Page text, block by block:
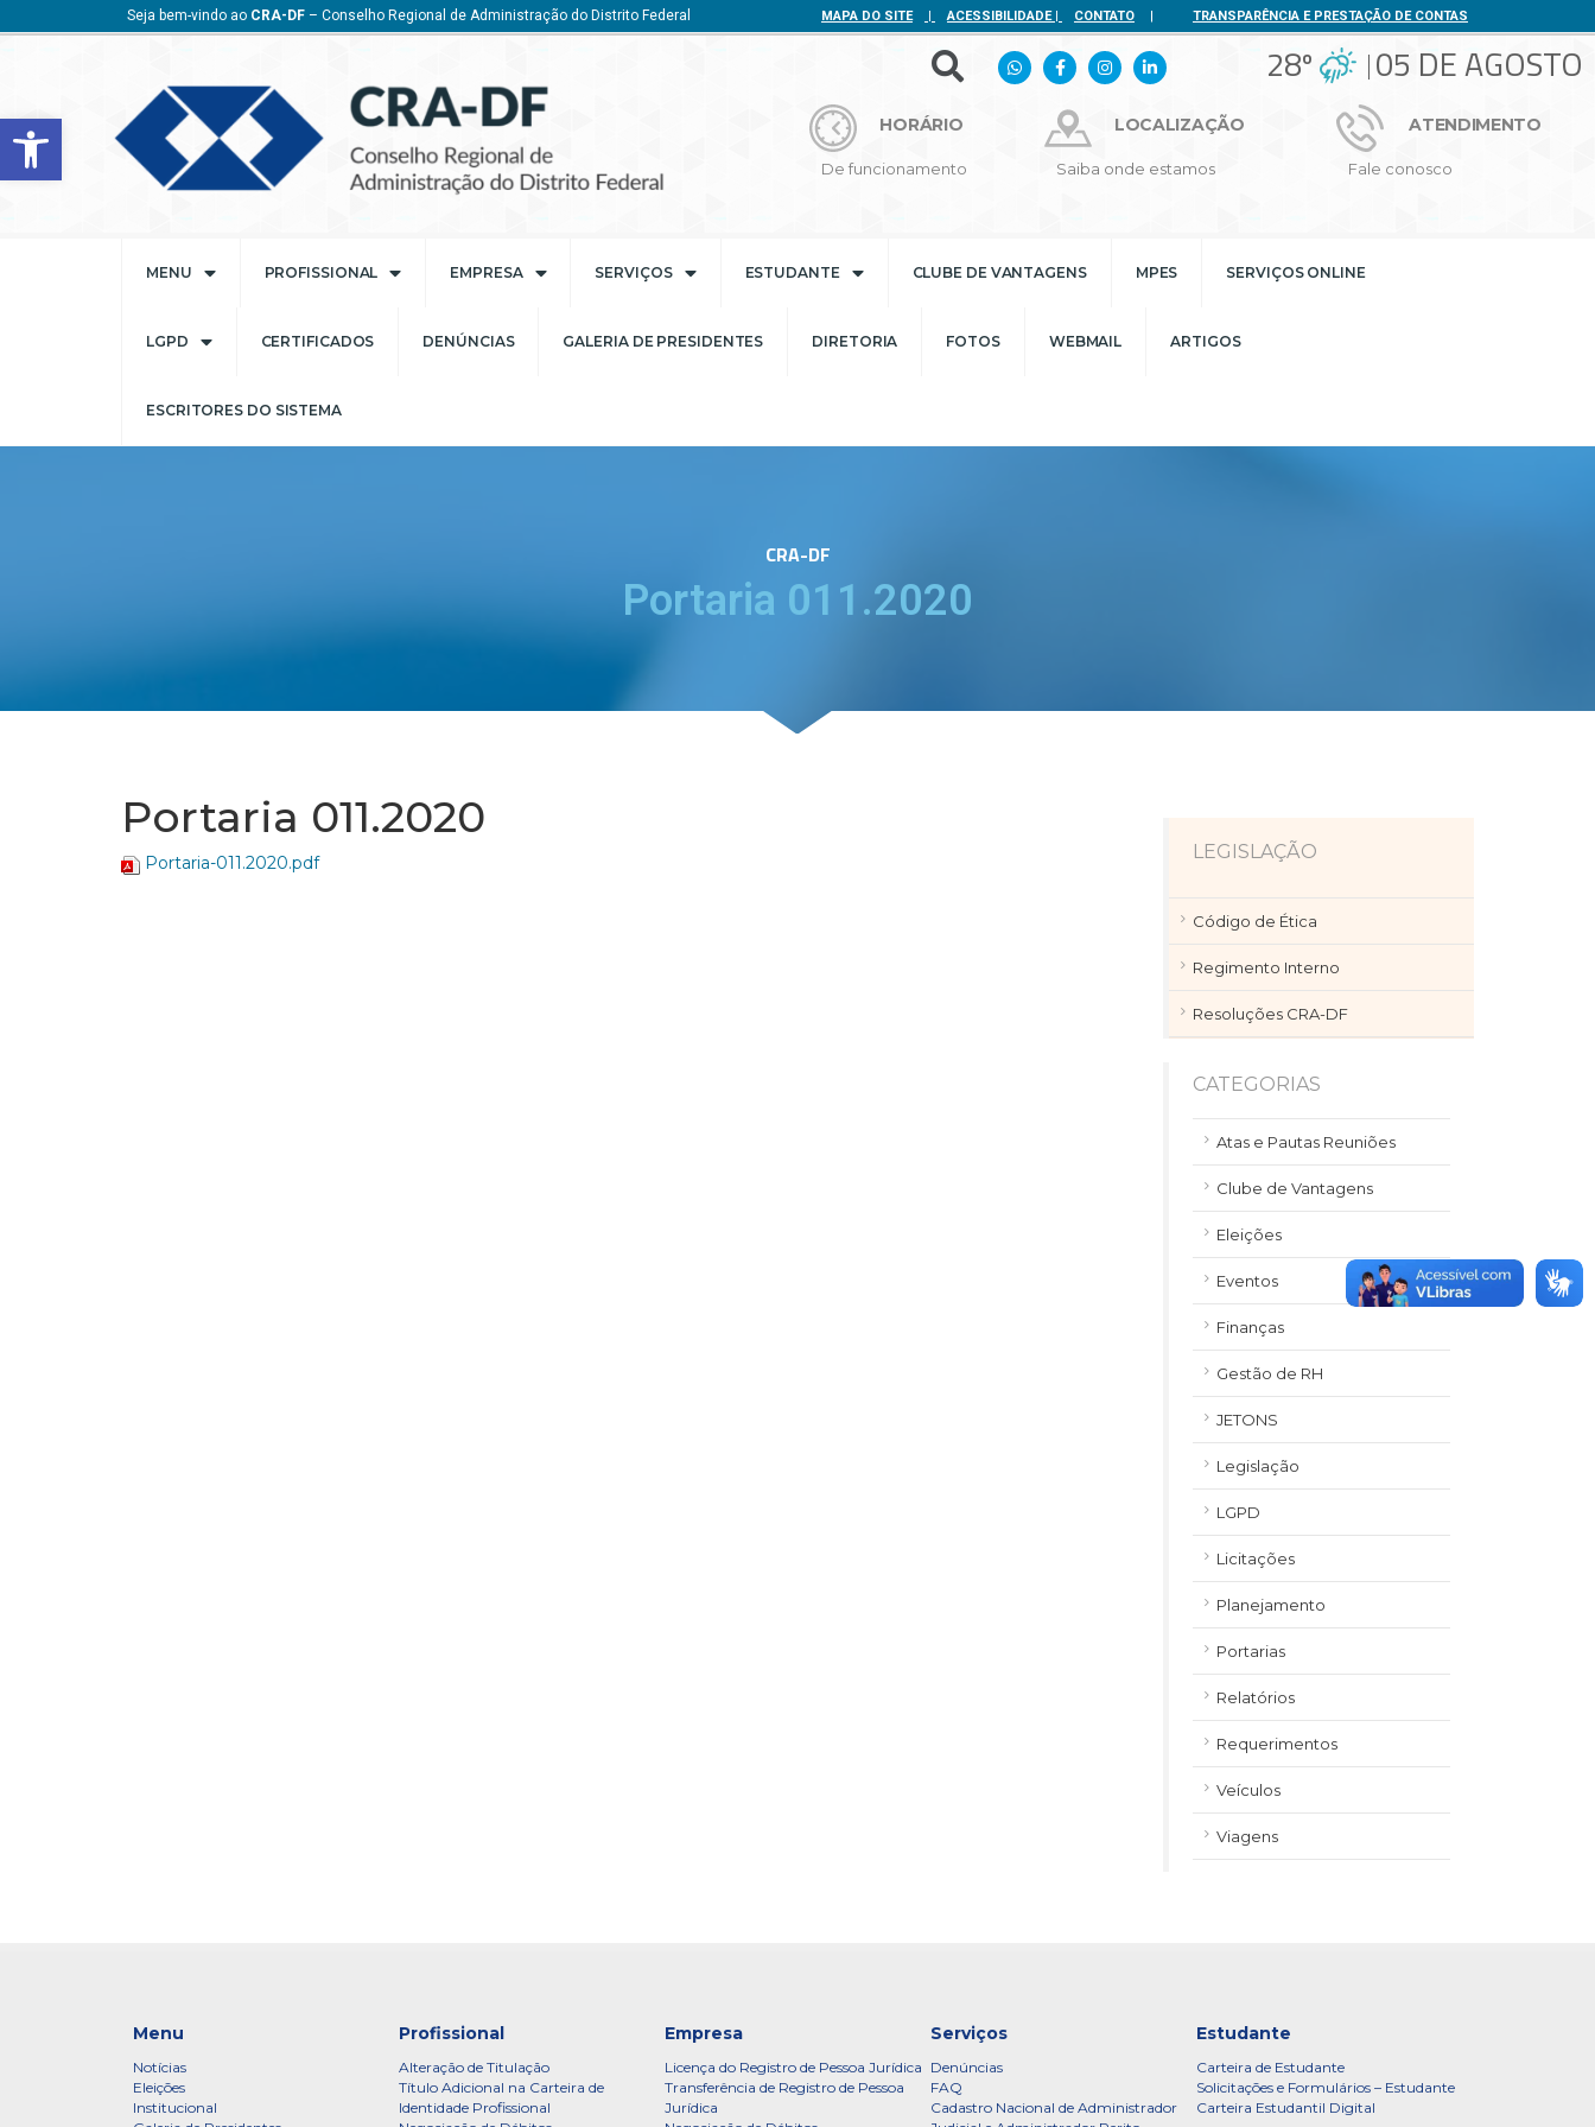
Barra de Ferramentas Aberta
Seja bem-vindo ao CRA-DF – Conselho Regional de Administração do Distrito Federal MAPA DO SITE | ACESSIBILIDADE| CONTATO | TRANSPARÊNCIA E PRESTAÇÃO DE CONTAS
28º 05 DE AGOSTO
HORÁRIO
De funcionamento
LOCALIZAÇÃO
Saiba onde estamos
ATENDIMENTO
Fale conosco
MENU PROFISSIONAL EMPRESA SERVIÇOS ESTUDANTE CLUBE DE VANTAGENS MPES SERVIÇOS ONLINE
LGPD CERTIFICADOS DENÚNCIAS GALERIA DE PRESIDENTES DIRETORIA FOTOS WEBMAIL ARTIGOS
ESCRITORES DO SISTEMA
CRA-DF
Portaria 011.2020
Portaria 011.2020
Portaria-011.2020.pdf LEGISLAÇÃO
Código de Ética
Regimento Interno
Resoluções CRA-DF
CATEGORIAS
Atas e Pautas Reuniões
Clube de Vantagens
Eleições
Eventos
Finanças
Gestão de RH
JETONS
Legislação
LGPD
Licitações
Planejamento
Portarias
Relatórios
Requerimentos
Veículos
Viagens
Menu
Notícias
Eleições
Institucional
Profissional
Alteração de Titulação
Título Adicional na Carteira de
Identidade Profissional
Empresa
Licença do Registro de Pessoa Jurídica
Transferência de Registro de Pessoa
Jurídica
Serviços
Denúncias
FAQ
Cadastro Nacional de Administrador
Estudante
Carteira de Estudante
Solicitações e Formulários – Estudante
Carteira Estudantil Digital